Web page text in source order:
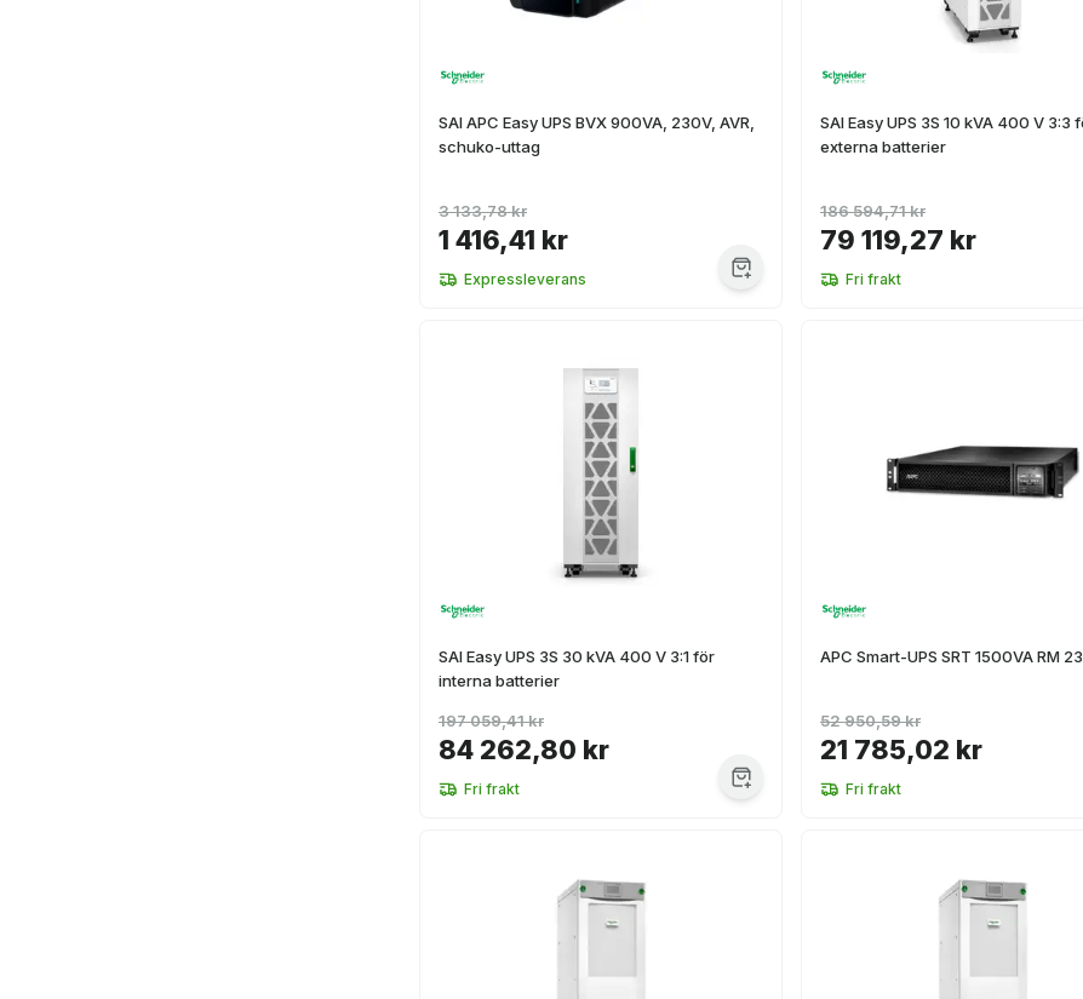
SAI APC Easy UPS BVX 900VA, 230V, AVR,
schuko-uttag
1 416,41 kr
3 133,78 kr
Expressleverans
SAI Easy UPS 3S 10 kVA 400 V 3:3
externa batterier
79 119,27 kr
186 594,71 kr
Fri frakt
SAI Easy UPS 3S 30 kVA 400 V 3:1 för
interna batterier
84 262,80 kr
197 059,41 kr
Fri frakt
APC Smart-UPS SRT 1500VA RM
21 785,02 kr
52 950,59 kr
Fri frakt